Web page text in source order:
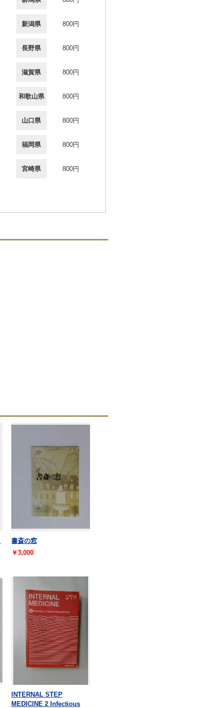
新潟県 800円
長野県 800円
滋賀県 800円
和歌山県 800円
山口県 800円
福岡県 800円
宮崎県 800円
書斎の窓
￥3,000
INTERNAL STEP
MEDICINE 2 Infectious